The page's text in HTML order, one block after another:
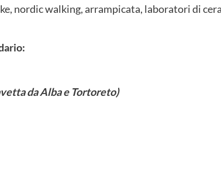
nordic walking, arrampicata, laboratori di
da Alba e Tortoreto)